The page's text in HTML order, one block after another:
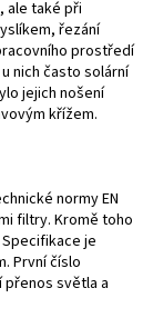
, ale také při
řezání
prostředí
nich často solární
jejich nošení
křížem.
normy EN
filtry. Kromě toho
je
První číslo
světla a